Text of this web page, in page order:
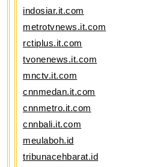
indosiar.it.com
metrotvnews.it.com
rctiplus.it.com
tvonenews.it.com
mnctv.it.com
cnnmedan.it.com
cnnmetro.it.com
cnnbali.it.com
meulaboh.id
tribunacehbarat.id